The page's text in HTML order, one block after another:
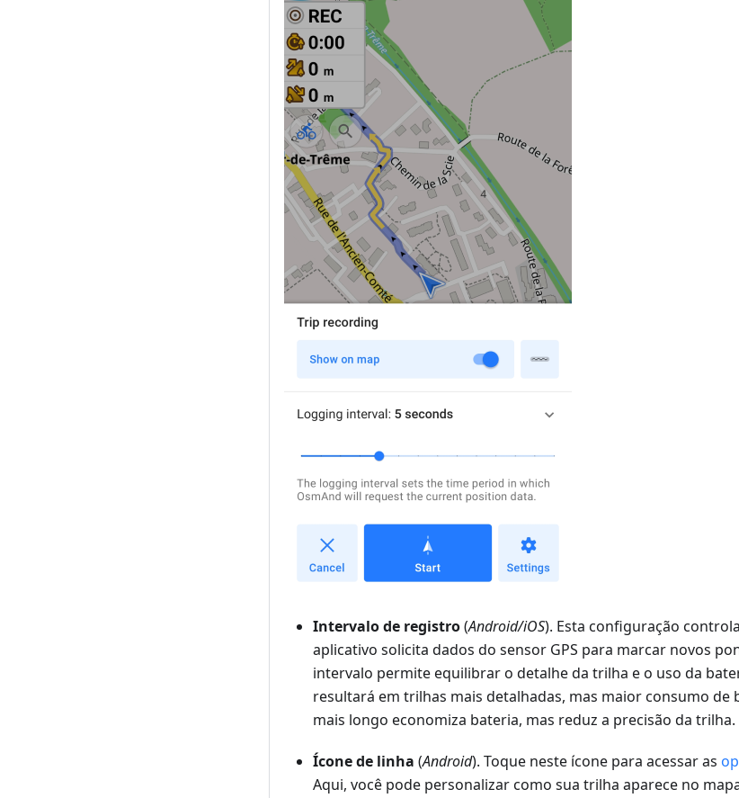
Intervalo de registro(Android/iOS). Esta configuração
aplicativo solicita dados do sensor GPS para marcar novos
intervalo permite equilibrar o detalhe da trilha e o uso da
resultará em trilhas mais detalhadas, mas maior consumo
mais longo economiza bateria, mas reduz a precisão da trilha.
Ícone de linha (Android). Toque neste ícone para acessar as
Aqui, você pode personalizar como sua trilha aparece no